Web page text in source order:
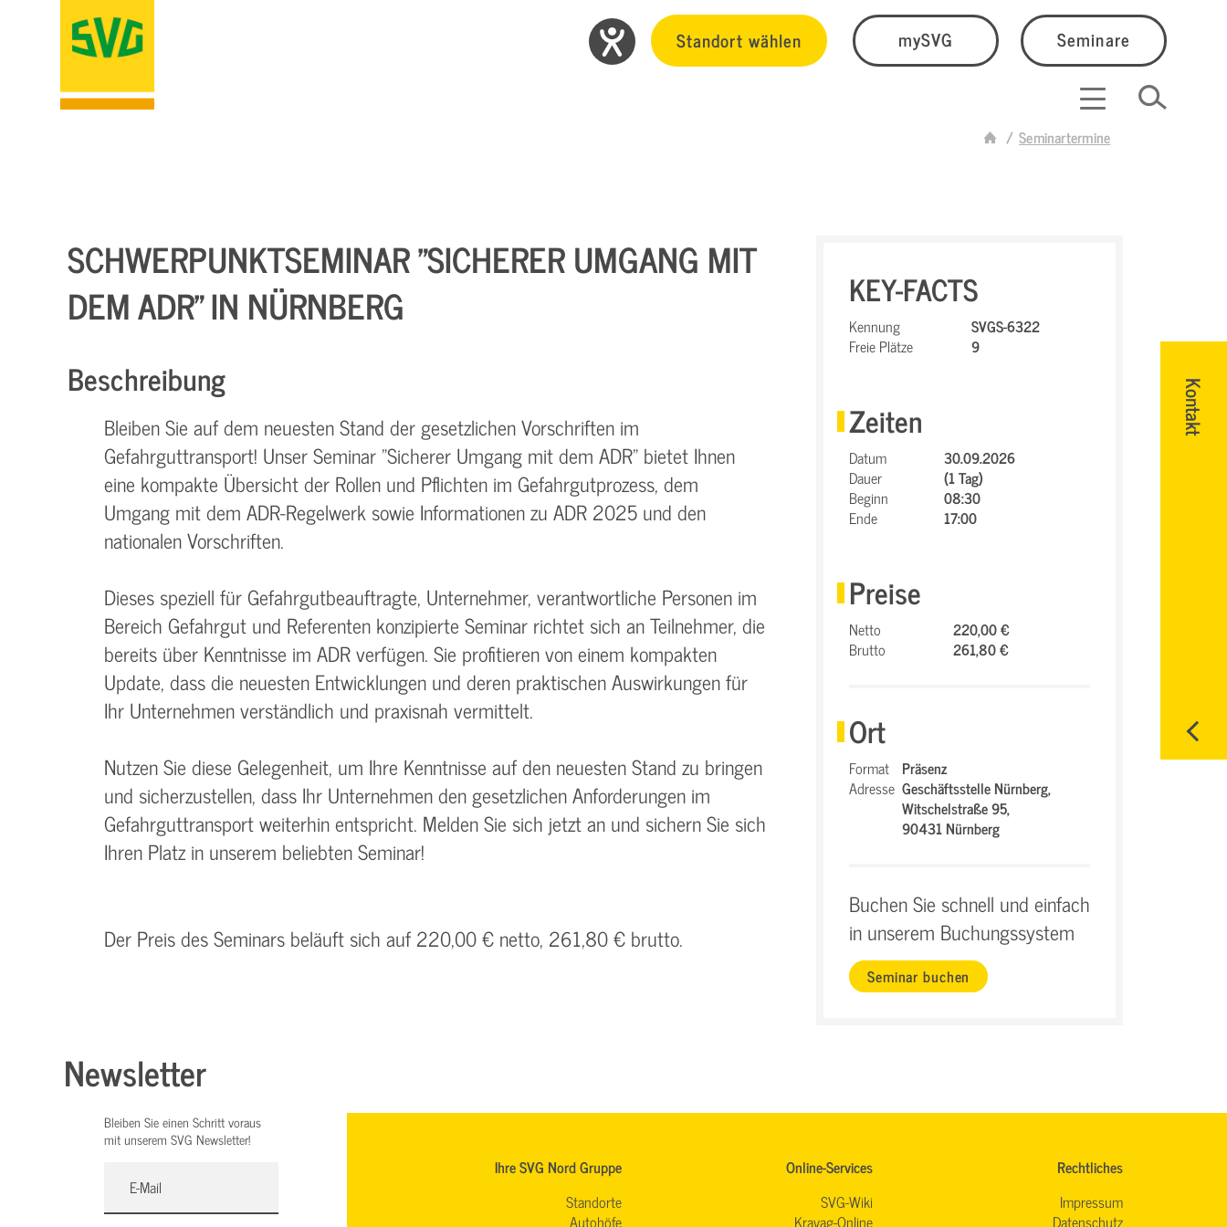
Standort wählen mySVG Seminare
Seminartermine
Kontakt
SCHWERPUNKTSEMINAR "SICHERER UMGANG MIT
DEM ADR" IN NÜRNBERG
Beschreibung
Bleiben Sie auf dem neuesten Stand der gesetzlichen Vorschriften im
Gefahrguttransport! Unser Seminar "Sicherer Umgang mit dem ADR" bietet Ihnen
eine kompakte Übersicht der Rollen und Pflichten im Gefahrgutprozess, dem
Umgang mit dem ADR-Regelwerk sowie Informationen zu ADR 2025 und den
nationalen Vorschriften.
Dieses speziell für Gefahrgutbeauftragte, Unternehmer, verantwortliche Personen im
Bereich Gefahrgut und Referenten konzipierte Seminar richtet sich an Teilnehmer, die
bereits über Kenntnisse im ADR verfügen. Sie profitieren von einem kompakten
Update, dass die neuesten Entwicklungen und deren praktischen Auswirkungen für
Ihr Unternehmen verständlich und praxisnah vermittelt.
Nutzen Sie diese Gelegenheit, um Ihre Kenntnisse auf den neuesten Stand zu bringen
und sicherzustellen, dass Ihr Unternehmen den gesetzlichen Anforderungen im
Gefahrguttransport weiterhin entspricht. Melden Sie sich jetzt an und sichern Sie sich
Ihren Platz in unserem beliebten Seminar!
Der Preis des Seminars beläuft sich auf 220,00 € netto, 261,80 € brutto.
KEY-FACTS
Kennung
SVGS-6322
Freie Plätze
9
Zeiten
Datum
30.09.2026
Dauer
(1 Tag)
Beginn
08:30
Ende
17:00
Preise
Netto
220,00 €
Brutto
261,80 €
Ort
Format Präsenz
Adresse Geschäftsstelle Nürnberg,
Witschelstraße 95,
90431 Nürnberg
Buchen Sie schnell und einfach
in unserem Buchungssystem
Seminar buchen
Newsletter
Bleiben Sie einen Schritt voraus
mit unserem SVG Newsletter!
Ihre SVG Nord Gruppe
Standorte
Autohöfe
Online-Services
SVG-Wiki
Kravag-Online
Rechtliches
Impressum
Datenschutz